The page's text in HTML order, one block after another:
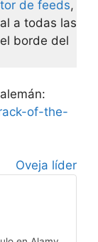
de feeds,
a todas las
borde del
of-the-
Oveja líder